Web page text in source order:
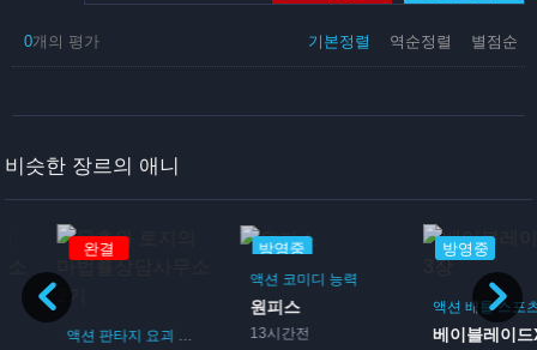
기본정렬 역순정렬 별점순
0개의 평가
비슷한 장르의 애니
퇴마
완결
판타지 요괴 미스테리 퇴마
방영중
코미디 능력
원피스
13시간전
방영중
배틀 스포츠
베이블레이드X 3장